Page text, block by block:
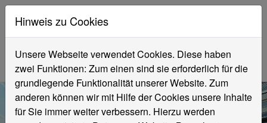
Hinweis zu Cookies
Unsere Webseite verwendet Cookies. Diese haben
zwei Funktionen: Zum einen sind sie erforderlich für die
grundlegende Funktionalität unserer Website. Zum
anderen können wir mit Hilfe der Cookies unsere Inhalte
für Sie immer weiter verbessern. Hierzu werden